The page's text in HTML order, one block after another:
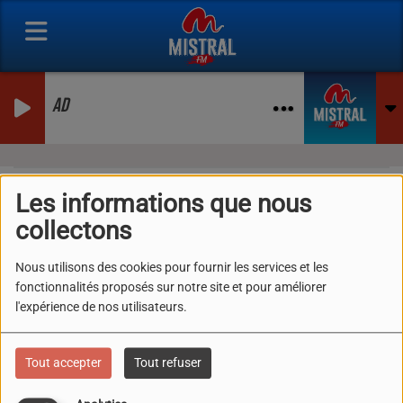
Les informations que nous
collectons
Nous utilisons des cookies pour fournir les services et les
fonctionnalités proposés sur notre site et pour améliorer
l'expérience de nos utilisateurs.
Tout accepter Tout refuser
AD